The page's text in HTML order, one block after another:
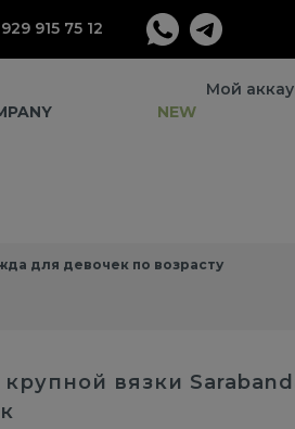
915 75 12
Мой
NEW
для девочек по возрасту
вязки